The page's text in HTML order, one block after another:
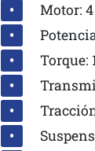
Motor:
Torque: